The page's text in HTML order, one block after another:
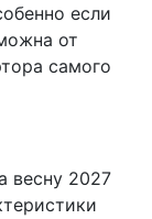
если
от
самого
весну 2027